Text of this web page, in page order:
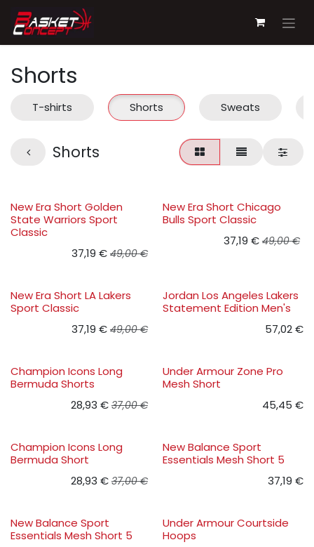
Se rendre au contenu
Shorts
T-shirts Shorts Sweats
Shorts
New Era Short Golden
State Warriors Sport
Classic
37,19 € 49,00€
New Era Short Chicago
Bulls Sport Classic
37,19 € 49,00€
New Era Short LA Lakers
Sport Classic
37,19 € 49,00€
Jordan Los Angeles Lakers
Statement Edition Men's
57,02€
Champion Icons Long
Bermuda Shorts
28,93 € 37,00€
Under Armour Zone Pro
Mesh Short
45,45 €
Champion Icons Long
Bermuda Short
28,93 € 37,00€
New Balance Sport
Essentials Mesh Short 5
37,19 €
New Balance Sport
Essentials Mesh Short 5
Under Armour Courtside
Hoops